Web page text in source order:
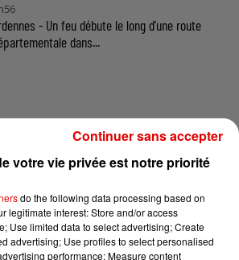
- Un feu débute le long d'une route
dans...
16h11
16h11 16h09
16h09
votre vie privée est notre priorité
do the following data processing based on
legitimate interest: Store and/or access
Use limited data to select advertising; Create
advertising; Use profiles to select personalised
performance; Measure content
Continuer sans accepter